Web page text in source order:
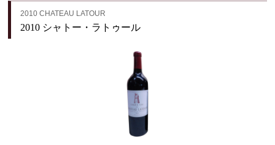
2010 CHATEAU LATOUR
2010 シャトー・ラトゥール